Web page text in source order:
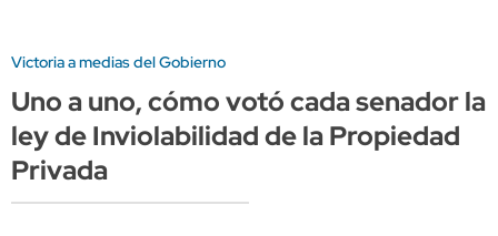
Victoria a medias del Gobierno
Uno a uno, cómo votó cada senador la
ley de Inviolabilidad de la Propiedad
Privada